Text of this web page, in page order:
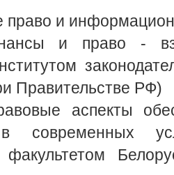
право и
и право -
Правительстве РФ)
аспекты
в современных